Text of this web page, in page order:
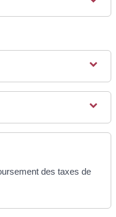
des taxes de